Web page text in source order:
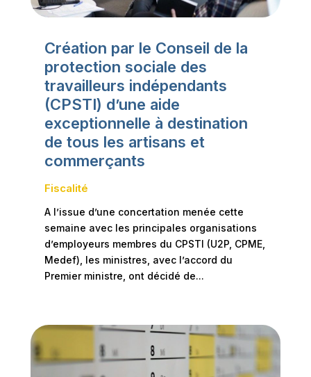
Création par le Conseil de la
protection sociale des
travailleurs indépendants
(CPSTI) d’une aide
exceptionnelle à destination
de tous les artisans et
commerçants
Fiscalité
A l’issue d’une concertation menée cette
semaine avec les principales organisations
d’employeurs membres du CPSTI (U2P, CPME,
Medef), les ministres, avec l’accord du
Premier ministre, ont décidé de...